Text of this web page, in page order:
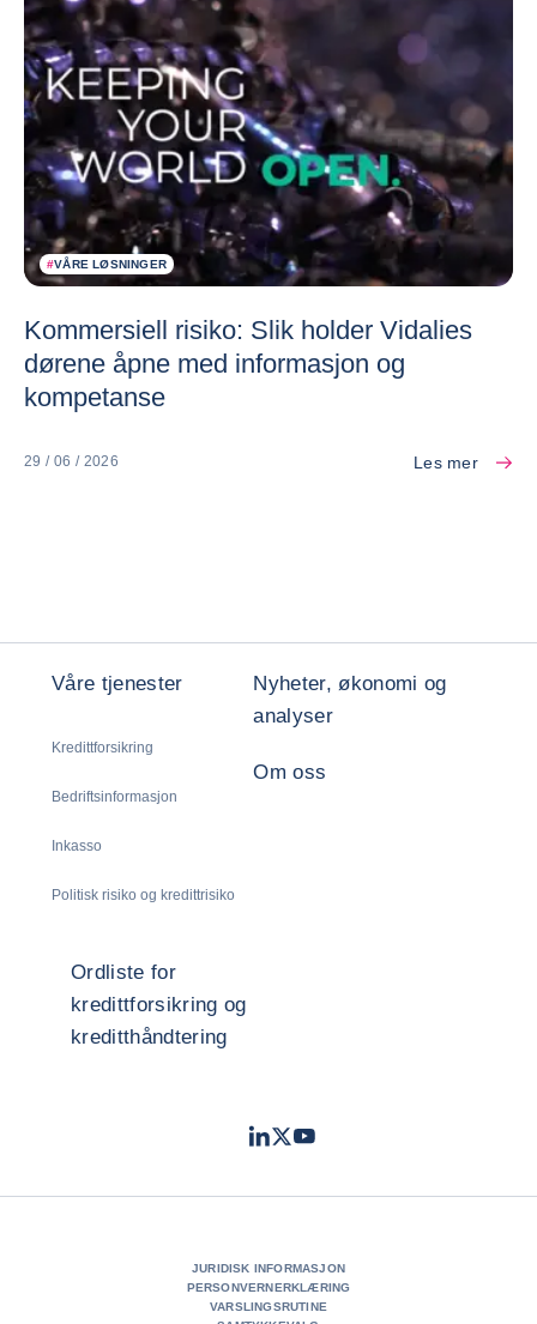
#VÅRE LØSNINGER
Kommersiell risiko: Slik holder Vidalies
dørene åpne med informasjon og
kompetanse
29 / 06 / 2026 Les mer
Våre tjenester
Kredittforsikring
Bedriftsinformasjon
Inkasso
Politisk risiko og kredittrisiko
Nyheter, økonomi og
analyser
Om oss
Ordliste for
kredittforsikring og
kreditthåndtering
LinkedIn
TwitterYoutube
JURIDISK INFORMASJON
PERSONVERNERKLÆRING
VARSLINGSRUTINE